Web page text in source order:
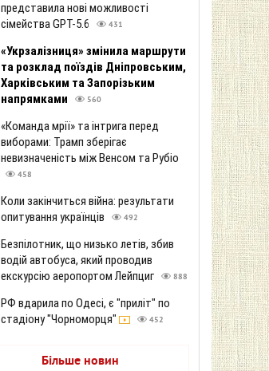
представила нові можливості
сімейства GPT-5.6
431
«Укрзалізниця» змінила маршрути
та розклад поїздів Дніпровським,
Харківським та Запорізьким
напрямками
560
«Команда мрії» та інтрига перед
виборами: Трамп зберігає
невизначеність між Венсом та Рубіо
458
Коли закінчиться війна: результати
опитування українців
492
Безпілотник, що низько летів, збив
водій автобуса, який проводив
екскурсію аеропортом Лейпциг
888
РФ вдарила по Одесі, є "приліт" по
стадіону "Чорноморця"
452
Більше новин